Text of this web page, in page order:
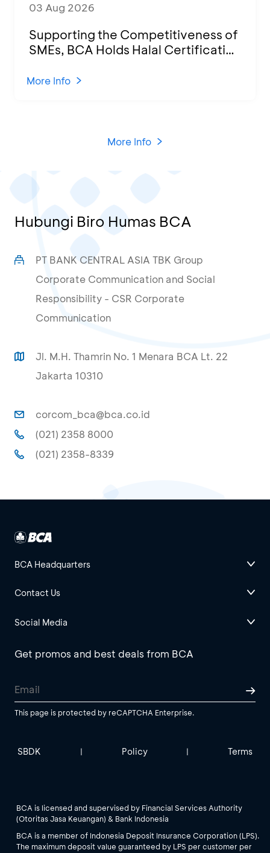
03 Aug 2026
Supporting the Competitiveness of
SMEs, BCA Holds Halal Certification
KCU Tanjung Priok
More Info
More Info
Hubungi Biro Humas BCA
PT BANK CENTRAL ASIA TBK Group
Corporate Communication and Social
Responsibility - CSR Corporate
Communication
Jl. M.H. Thamrin No. 1 Menara BCA Lt. 22
Jakarta 10310
corcom_bca@bca.co.id
(021) 2358 8000
(021) 2358-8339
BCA Headquarters
Contact Us
Social Media
Get promos and best deals from BCA
This page is protected by reCAPTCHA Enterprise.
SBDK | Policy | Terms
BCA is licensed and supervised by Financial Services Authority
(Otoritas Jasa Keuangan) & Bank Indonesia
BCA is a member of Indonesia Deposit Insurance Corporation (LPS).
The maximum deposit value guaranteed by LPS per customer per